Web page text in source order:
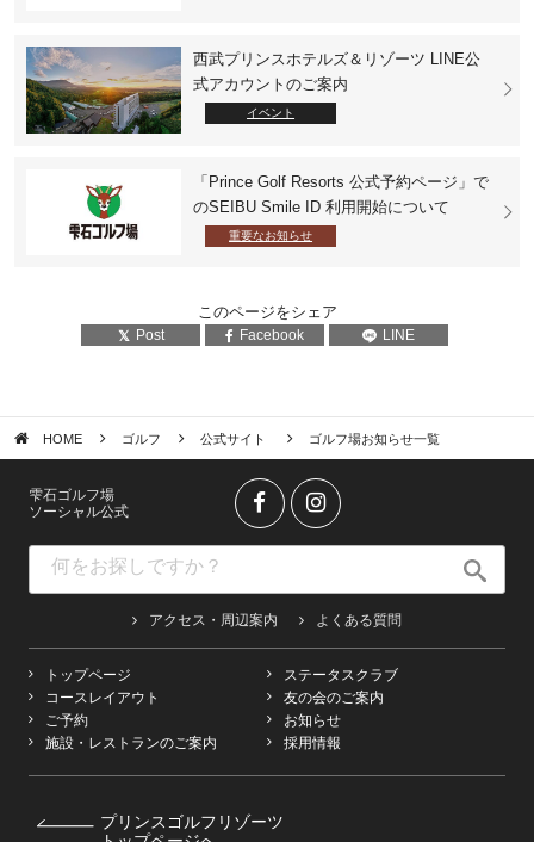
西武プリンスホテルズ＆リゾーツ LINE公
式アカウントのご案内
イベント
「Prince Golf Resorts 公式予約ページ」で
のSEIBU Smile ID 利用開始について
重要なお知らせ
このページをシェア
Post Facebook LINE
HOME ゴルフ 公式サイト ゴルフ場お知らせ一覧
雫石ゴルフ場
ソーシャル公式
アクセス・周辺案内 よくある質問
トップページ
ステータスクラブ
コースレイアウト
友の会のご案内
ご予約
お知らせ
施設・レストランのご案内
採用情報
プリンスゴルフリゾーツ